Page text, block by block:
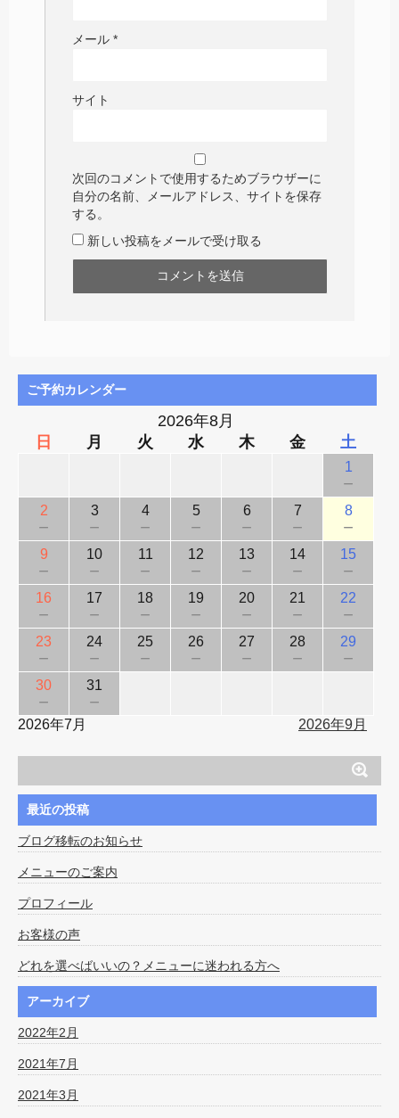
メール *
サイト
次回のコメントで使用するためブラウザーに
自分の名前、メールアドレス、サイトを保存
する。
新しい投稿をメールで受け取る
ご予約カレンダー
2026年8月
日
月 火 水 木 金 土
1
－
2
－
3
－
4
－
5
－
6
－
7
－
8
－
9
－
10
－
11
－
12
－
13
－
14
－
15
－
16
－
17
－
18
－
19
－
20
－
21
－
22
－
23
－
24
－
25
－
26
－
27
－
28
－
29
－
30
－
31
－
2026年7月 2026年9月
最近の投稿
ブログ移転のお知らせ
メニューのご案内
プロフィール
お客様の声
どれを選べばいいの？メニューに迷われる方へ
アーカイブ
2022年2月
2021年7月
2021年3月